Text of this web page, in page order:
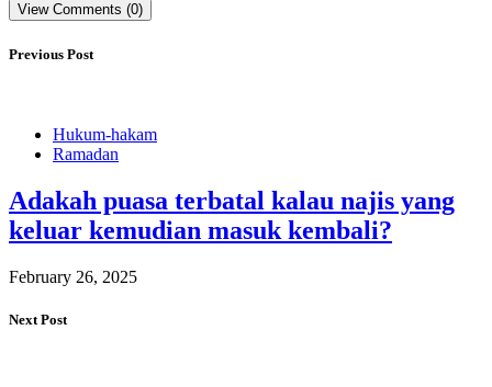
View Comments (0)
Previous Post
Hukum-hakam
Ramadan
Adakah puasa terbatal kalau najis yang
keluar kemudian masuk kembali?
February 26, 2025
Next Post